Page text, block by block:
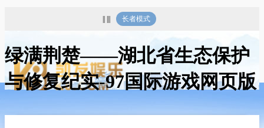
长者模式
绿满荆楚——湖北省生态保护
与修复纪实-97国际游戏网页版